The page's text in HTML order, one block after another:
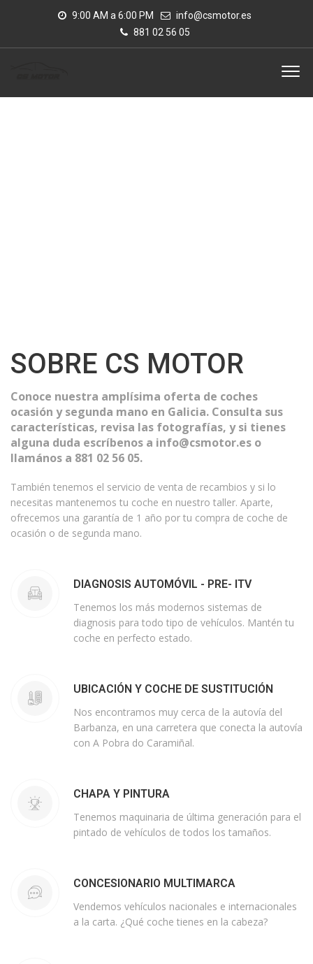
9:00 AM a 6:00 PM
info@csmotor.es
881 02 56 05
SOBRE CS MOTOR
Conoce nuestra amplísima oferta de coches
ocasión y segunda mano en Galicia. Consulta sus
características, revisa las fotografías, y si tienes
alguna duda escríbenos a info@csmotor.es o
llamános a 881 02 56 05.
También tenemos el servicio de venta de recambios y si lo
necesitas mantenemos tu coche en nuestro taller. Aparte,
ofrecemos una garantía de 1 año por tu compra de coche de
ocasión o de segunda mano.
DIAGNOSIS AUTOMÓVIL - PRE- ITV
Tenemos los más modernos sistemas de
diagnosis para todo tipo de vehículos. Mantén tu
coche en perfecto estado.
UBICACIÓN Y COCHE DE SUSTITUCIÓN
Nos encontramos muy cerca de la autovía del
Barbanza, en una carretera que conecta la autovía
con A Pobra do Caramiñal.
CHAPA Y PINTURA
Tenemos maquinaria de última generación para el
pintado de vehículos de todos los tamaños.
CONCESIONARIO MULTIMARCA
Vendemos vehículos nacionales e internacionales
a la carta. ¿Qué coche tienes en la cabeza?